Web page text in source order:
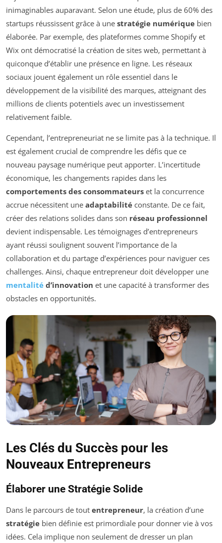
inimaginables auparavant. Selon une étude, plus de 60% des
startups réussissent grâce à une stratégie numérique bien
élaborée. Par exemple, des plateformes comme Shopify et
Wix ont démocratisé la création de sites web, permettant à
quiconque d’établir une présence en ligne. Les réseaux
sociaux jouent également un rôle essentiel dans le
développement de la visibilité des marques, atteignant des
millions de clients potentiels avec un investissement
relativement faible.
Cependant, l’entrepreneuriat ne se limite pas à la technique. Il
est également crucial de comprendre les défis que ce
nouveau paysage numérique peut apporter. L’incertitude
économique, les changements rapides dans les
comportements des consommateurs et la concurrence
accrue nécessitent une adaptabilité constante. De ce fait,
créer des relations solides dans son réseau professionnel
devient indispensable. Les témoignages d’entrepreneurs
ayant réussi soulignent souvent l’importance de la
collaboration et du partage d’expériences pour naviguer ces
challenges. Ainsi, chaque entrepreneur doit développer une
mentalité d’innovation et une capacité à transformer des
obstacles en opportunités.
Les Clés du Succès pour les
Nouveaux Entrepreneurs
Élaborer une Stratégie Solide
Dans le parcours de tout entrepreneur, la création d’une
stratégie bien définie est primordiale pour donner vie à vos
idées. Cela implique non seulement de dresser un plan